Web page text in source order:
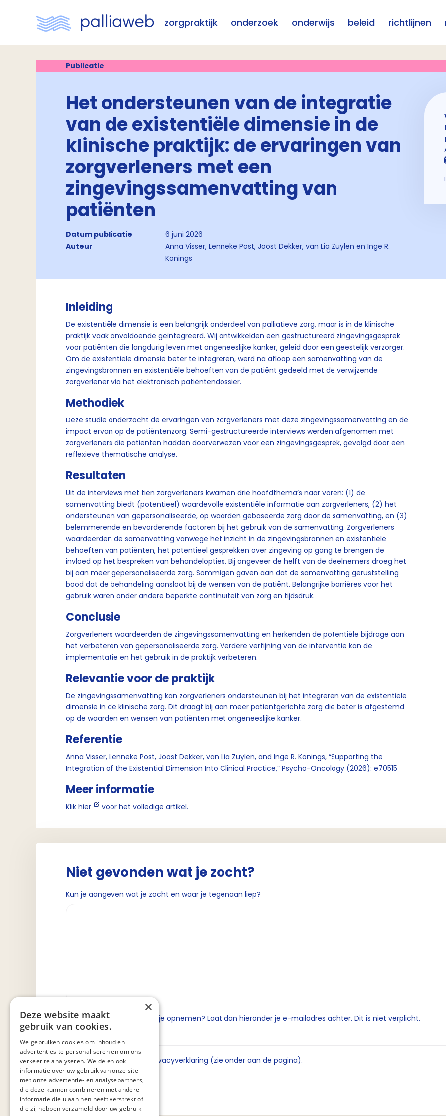
zorgpraktijk onderzoek onderwijs beleid richtlijnen
Publicatie
Het ondersteunen van de integratie
van de existentiële dimensie in de
klinische praktijk: de ervaringen van
zorgverleners met een
zingevingssamenvatting van
patiënten
Datum publicatie
6 juni 2026
Auteur
Anna Visser, Lenneke Post, Joost Dekker, van Lia Zuylen en Inge R.
Konings
Inleiding
De existentiële dimensie is een belangrijk onderdeel van palliatieve zorg, maar is in de klinische
praktijk vaak onvoldoende geïntegreerd. Wij ontwikkelden een gestructureerd zingevingsgesprek
voor patiënten die langdurig leven met ongeneeslijke kanker, geleid door een geestelijk verzorger.
Om de existentiële dimensie beter te integreren, werd na afloop een samenvatting van de
zingevingsbronnen en existentiële behoeften van de patiënt gedeeld met de verwijzende
zorgverlener via het elektronisch patiëntendossier.
Methodiek
Deze studie onderzocht de ervaringen van zorgverleners met deze zingevingssamenvatting en de
impact ervan op de patiëntenzorg. Semi-gestructureerde interviews werden afgenomen met
zorgverleners die patiënten hadden doorverwezen voor een zingevingsgesprek, gevolgd door een
reflexieve thematische analyse.
Resultaten
Uit de interviews met tien zorgverleners kwamen drie hoofdthema’s naar voren: (1) de
samenvatting biedt (potentieel) waardevolle existentiële informatie aan zorgverleners, (2) het
ondersteunen van gepersonaliseerde, op waarden gebaseerde zorg door de samenvatting, en (3)
belemmerende en bevorderende factoren bij het gebruik van de samenvatting. Zorgverleners
waardeerden de samenvatting vanwege het inzicht in de zingevingsbronnen en existentiële
behoeften van patiënten, het potentieel gesprekken over zingeving op gang te brengen de
invloed op het bespreken van behandelopties. Bij ongeveer de helft van de deelnemers droeg het
bij aan meer gepersonaliseerde zorg. Sommigen gaven aan dat de samenvatting geruststelling
bood dat de behandeling aansloot bij de wensen van de patiënt. Belangrijke barrières voor het
gebruik waren onder andere beperkte continuïteit van zorg en tijdsdruk.
Conclusie
Zorgverleners waardeerden de zingevingssamenvatting en herkenden de potentiële bijdrage aan
het verbeteren van gepersonaliseerde zorg. Verdere verfijning van de interventie kan de
implementatie en het gebruik in de praktijk verbeteren.
Relevantie voor de praktijk
De zingevingssamenvatting kan zorgverleners ondersteunen bij het integreren van de existentiële
dimensie in de klinische zorg. Dit draagt bij aan meer patiëntgerichte zorg die beter is afgestemd
op de waarden en wensen van patiënten met ongeneeslijke kanker.
Referentie
Anna Visser, Lenneke Post, Joost Dekker, van Lia Zuylen, and Inge R. Konings, “Supporting the
Integration of the Existential Dimension Into Clinical Practice,” Psycho-Oncology (2026): e70515
Meer informatie
Klik hier voor het volledige artikel.
Niet gevonden wat je zocht?
Kun je aangeven wat je zocht en waar je tegenaan liep?
Wil je dat we contact met je opnemen? Laat dan hieronder je e-mailadres achter. Dit is niet verplicht.
Ik ga akkoord met de privacyverklaring (zie onder aan de pagina).
×
Deze website maakt
gebruik van cookies.
We gebruiken cookies om inhoud en
advertenties te personaliseren en om ons
verkeer te analyseren. We delen ook
informatie over uw gebruik van onze site
met onze advertentie- en analysepartners,
die deze kunnen combineren met andere
informatie die u aan hen heeft verstrekt of
die zij hebben verzameld door uw gebruik